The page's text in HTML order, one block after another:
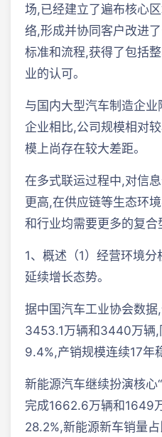
场,已经建立了遍布核心
络,形成并协同客户改进
标准和流程,获得了包括
业的认可。
与国内大型汽车制造企
企业相比,公司规模相对
模上尚存在较大差距。
在多式联运过程中,对信
更高,在供应链等生态环
和行业均需要更多的复合
1、概述（1）经营环境
延续增长态势。
据中国汽车工业协会数
3453.1万辆和3440万辆,
9.4%,产销规模连续17年
新能源汽车继续扮演核心
完成1662.6万辆和1649
28.2%,新能源新车销量占